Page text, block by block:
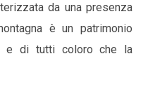
da una presenza
è un patrimonio
e di tutti coloro che la